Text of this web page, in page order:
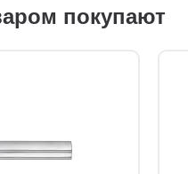
покупают